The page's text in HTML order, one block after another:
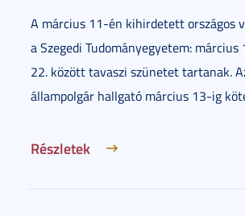
A március 11-én kihirdetett országos
a Szegedi Tudományegyetem:
22. között tavaszi szünetet tartanak.
állampolgár hallgató március 13-ig
Részletek